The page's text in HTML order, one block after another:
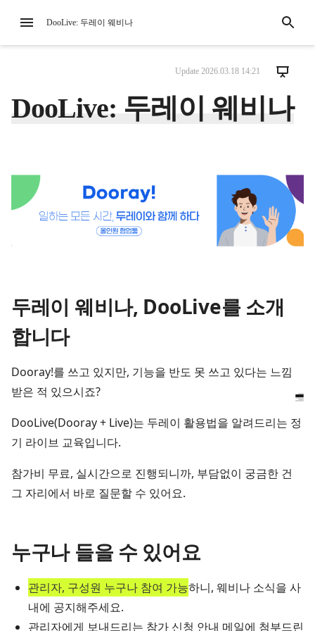
DooLive: 두레이 웨비나
Update 2026.03.18 14:21
DooLive: 두레이 웨비나
두레이 웨비나, DooLive를 소개
합니다
Dooray!를 쓰고 있지만, 기능을 반도 못 쓰고 있다는 느낌
받은 적 있으시죠?
DooLive(Dooray + Live)는 두레이 활용법을 알려드리는 정
기 라이브 교육입니다.
참가비 무료, 실시간으로 진행되니까, 부담없이 궁금한 건
그 자리에서 바로 질문할 수 있어요.
누구나 들을 수 있어요
관리자, 구성원 누구나 참여 가능하니, 웨비나 소식을 사
내에 공지해주세요.
관리자에게 보내드리는 참가 신청 안내 메일에 첨부드린